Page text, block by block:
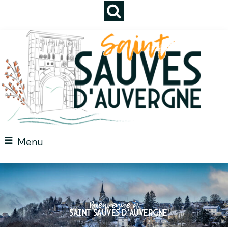
Menu
Bienvenue à
Saint Sauves d'auvergne